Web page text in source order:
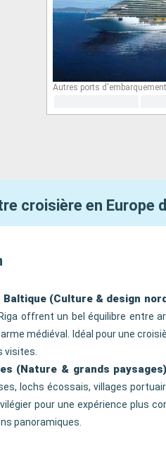
Autres ports
croisière en Europe
(Culture & design
offrent un bel équilibre entre
médiéval. Idéal pour une
visites.
(Nature & grands paysages)
lochs écossais, villages
pour une expérience plus
panoramiques.